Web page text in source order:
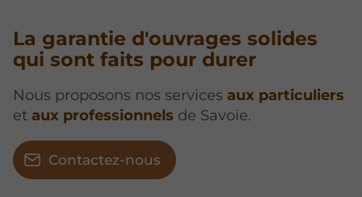
La garantie d'ouvrages solides
qui sont faits pour durer
Nous proposons nos services aux particuliers
et aux professionnels de Savoie.
Contactez-nous